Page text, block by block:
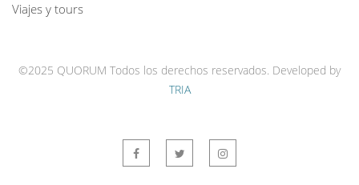
Viajes y tours
©2025 QUORUM Todos los derechos reservados. Developed by
TRIA